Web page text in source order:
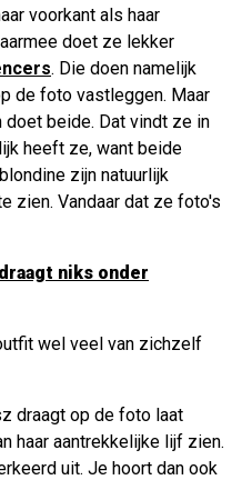
voorkant als haar
doet ze lekker
. Die doen namelijk
de foto vastleggen. Maar
beide. Dat vindt ze in
heeft ze, want beide
zijn natuurlijk
zien. Vandaar dat ze foto's
niks onder
wel veel van zichzelf
draagt op de foto laat
haar aantrekkelijke lijf zien.
uit. Je hoort dan ook